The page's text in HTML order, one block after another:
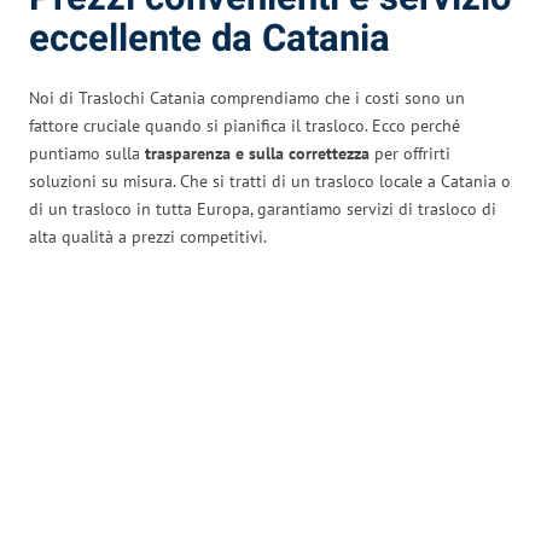
eccellente da Catania
Noi di Traslochi Catania comprendiamo che i costi sono un
fattore cruciale quando si pianifica il trasloco. Ecco perché
puntiamo sulla trasparenza e sulla correttezza per offrirti
soluzioni su misura. Che si tratti di un trasloco locale a Catania o
di un trasloco in tutta Europa, garantiamo servizi di trasloco di
alta qualità a prezzi competitivi.